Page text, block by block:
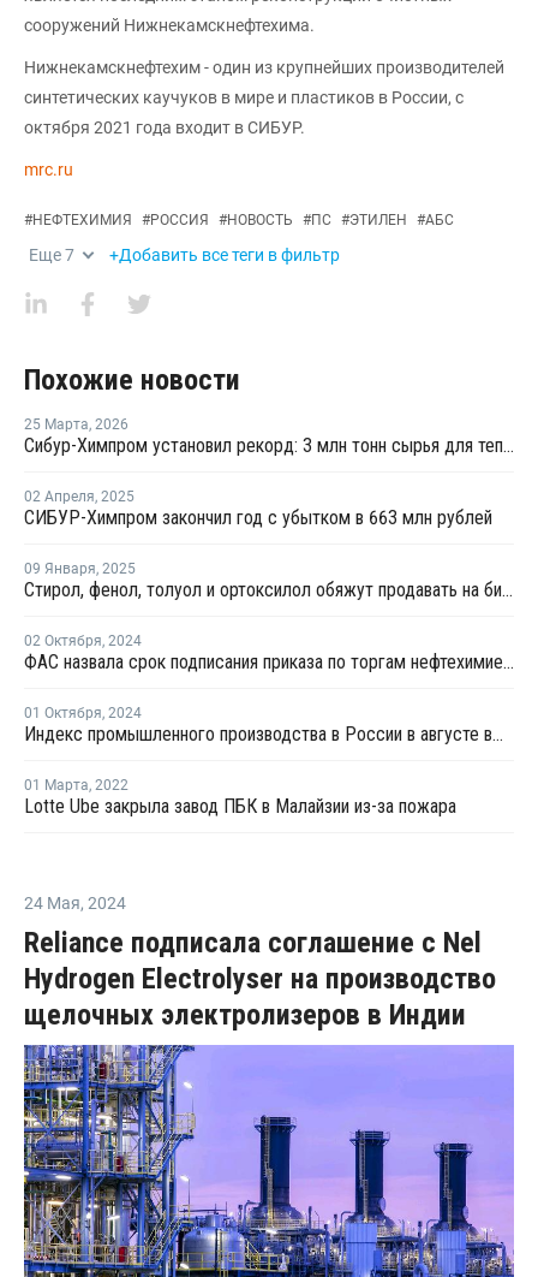
сооружений Нижнекамскнефтехима.
Нижнекамскнефтехим - один из крупнейших производителей
синтетических каучуков в мире и пластиков в России, с
октября 2021 года входит в СИБУР.
mrc.ru
#НЕФТЕХИМИЯ #РОССИЯ #НОВОСТЬ #ПС #ЭТИЛЕН #АБС
Еще7 +Добавить все теги в фильтр
Похожие новости
25 Марта, 2026
Сибур-Химпром установил рекорд: 3 млн тонн сырья для теплых домов и упаковки
02 Апреля, 2025
СИБУР-Химпром закончил год с убытком в 663 млн рублей
09 Января, 2025
Стирол, фенол, толуол и ортоксилол обяжут продавать на бирже с марта 2025 года
02 Октября, 2024
ФАС назвала срок подписания приказа по торгам нефтехимией на бирже
01 Октября, 2024
Индекс промышленного производства в России в августе вырос на 1,7%
01 Марта, 2022
Lotte Ube закрыла завод ПБК в Малайзии из-за пожара
24 Мая, 2024
Reliance подписала соглашение с Nel
Hydrogen Electrolyser на производство
щелочных электролизеров в Индии